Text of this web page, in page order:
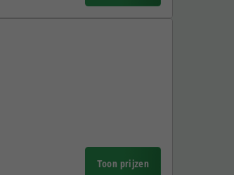
Toon prijzen